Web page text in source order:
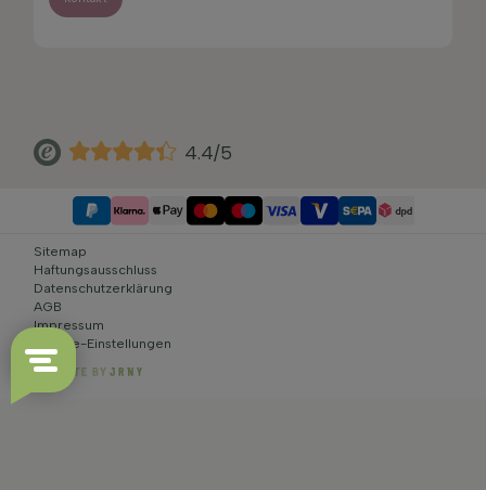
4.4/5
Sitemap
Haftungsausschluss
Datenschutzerklärung
AGB
Impressum
Cookie-Einstellungen